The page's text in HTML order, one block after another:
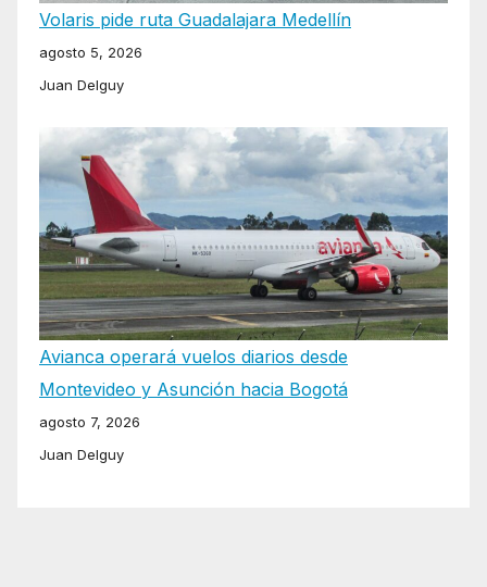
Volaris pide ruta Guadalajara Medellín
agosto 5, 2026
Juan Delguy
Avianca operará vuelos diarios desde
Montevideo y Asunción hacia Bogotá
agosto 7, 2026
Juan Delguy